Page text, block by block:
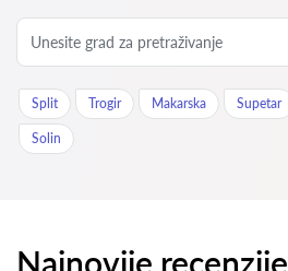
Split Trogir Makarska Supetar
Solin
Najnovije recenzije